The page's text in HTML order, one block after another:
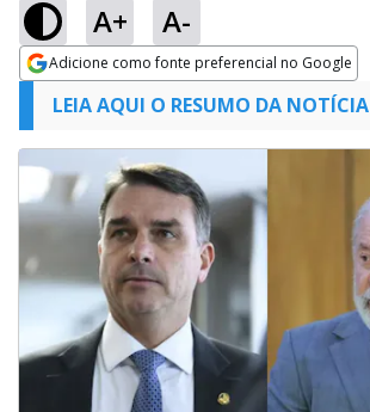
A+ A-
Adicione como fonte preferencial no Google
Opens in new window
LEIA AQUI O RESUMO DA NOTÍCIA